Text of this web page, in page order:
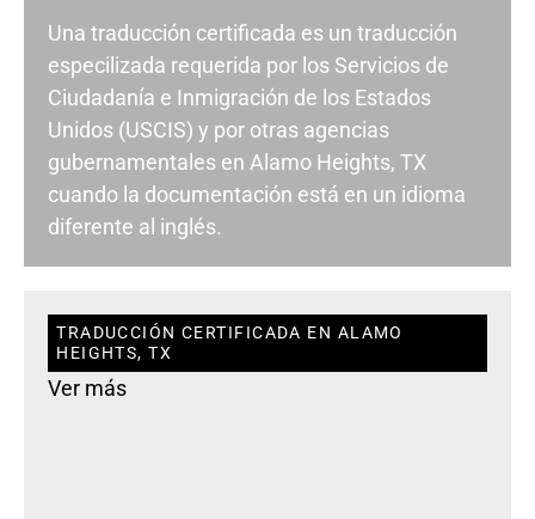
Una traducción certificada es un traducción
especilizada requerida por los Servicios de
Ciudadanía e Inmigración de los Estados
Unidos (USCIS) y por otras agencias
gubernamentales en Alamo Heights, TX
cuando la documentación está en un idioma
diferente al inglés.
TRADUCCIÓN CERTIFICADA EN ALAMO
HEIGHTS, TX
Ver más